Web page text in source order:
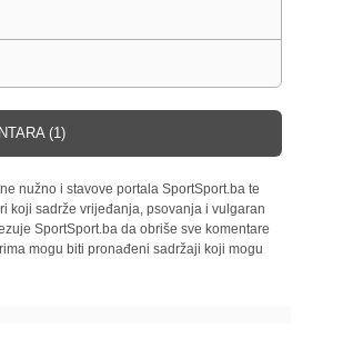
(1)
nužno i stavove portala SportSport.ba te
koji sadrže vrijeđanja, psovanja i vulgaran
SportSport.ba da obriše sve komentare
mogu biti pronađeni sadržaji koji mogu